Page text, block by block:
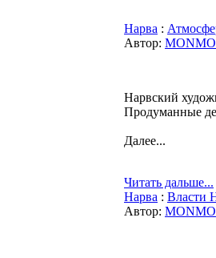
Нарва :
Автор:
Нарвский
Продуманные
Далее...
Читать дальше...
Нарва : Власти
Автор: